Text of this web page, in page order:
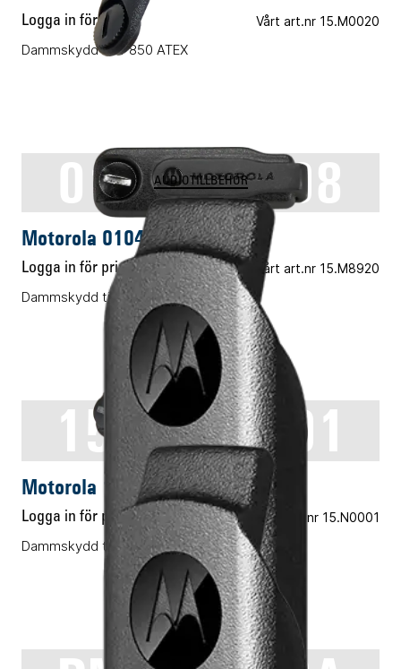
Logga in för pris Vårt art.nr 15.M0020
Dammskydd MTP850 ATEX
0104063J98
AUDIOTILLBEHÖR
Motorola 0104063J98
Logga in för pris Vårt art.nr 15.M8920
Dammskydd tillbehörskontakt
1571477L01
AUDIOTILLBEHÖR
Motorola 1571477L01
Logga in för pris Vårt art.nr 15.N0001
Dammskydd tillbehörskontakt